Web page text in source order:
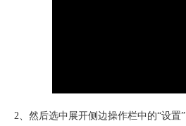
2、然后选中展开侧边操作栏中的“设置”